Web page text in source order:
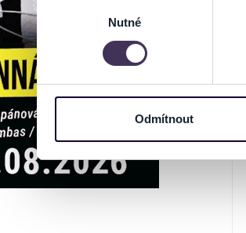
Zjistěte více o tom, jak
můžete kdykoliv změnit nebo
informace o vašem zařízení nebo
osobní údaje. Získané informace
Jaké typy cookies používáme,
můžete kdykoliv změnit v zápatí
souhlasu
Nutné
Odmítnout